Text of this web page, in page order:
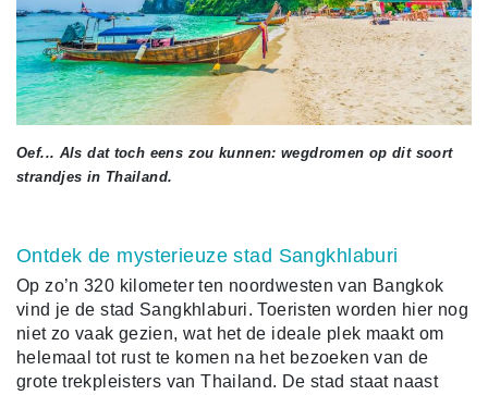
Oef... Als dat toch eens zou kunnen: wegdromen op dit soort
strandjes in Thailand.
Ontdek de mysterieuze stad Sangkhlaburi
Op zo’n 320 kilometer ten noordwesten van Bangkok
vind je de stad Sangkhlaburi. Toeristen worden hier nog
niet zo vaak gezien, wat het de ideale plek maakt om
helemaal tot rust te komen na het bezoeken van de
grote trekpleisters van Thailand. De stad staat naast